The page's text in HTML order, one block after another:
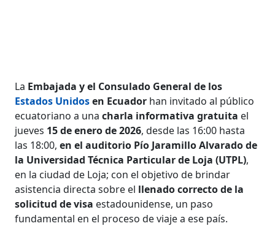
La Embajada y el Consulado General de los
Estados Unidosen Ecuador han invitado al público
ecuatoriano a unacharla informativa gratuita el
jueves 15 de enero de 2026, desde las 16:00 hasta
las 18:00,en el auditorio Pío Jaramillo Alvarado de
la Universidad Técnica Particular de Loja (UTPL),
en la ciudad de Loja; con el objetivo de brindar
asistencia directa sobre el llenado correcto de la
solicitud de visa estadounidense, un paso
fundamental en el proceso de viaje a ese país.